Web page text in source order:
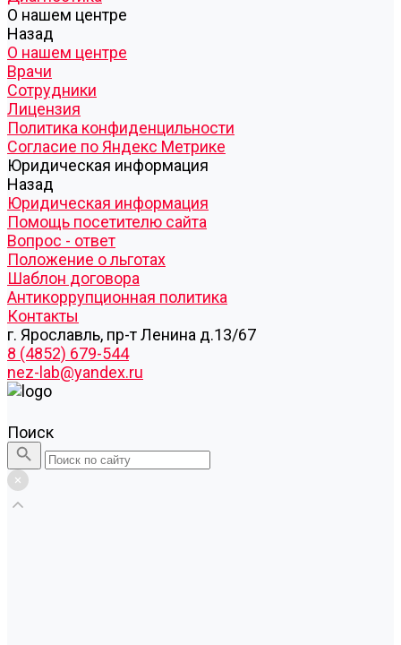
О нашем центре
Назад
О нашем центре
Врачи
Сотрудники
Лицензия
Политика конфиденцильности
Согласие по Яндекс Метрике
Юридическая информация
Назад
Юридическая информация
Помощь посетителю сайта
Вопрос - ответ
Положение о льготах
Шаблон договора
Антикоррупционная политика
Контакты
г. Ярославль, пр-т Ленина д.13/67
8 (4852) 679-544
nez-lab@yandex.ru
Поиск